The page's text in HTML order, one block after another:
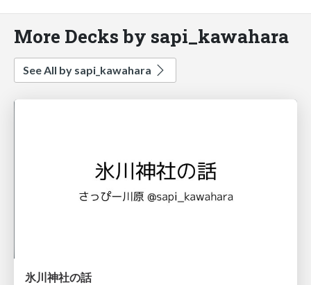
More Decks by sapi_kawahara
See All by sapi_kawahara
氷川神社の話